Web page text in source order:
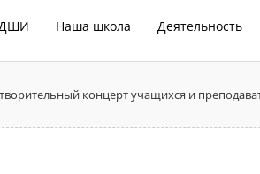
ДШИ Наша школа Деятельность
концерт учащихся и